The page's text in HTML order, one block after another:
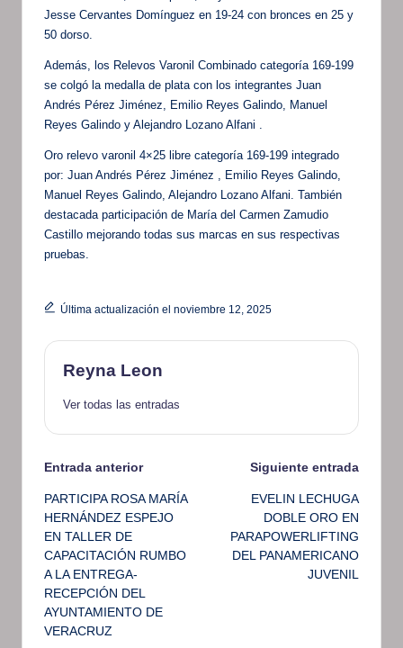
Jesse Cervantes Domínguez en 19-24 con bronces en 25 y
50 dorso.
Además, los Relevos Varonil Combinado categoría 169-199
se colgó la medalla de plata con los integrantes Juan
Andrés Pérez Jiménez, Emilio Reyes Galindo, Manuel
Reyes Galindo y Alejandro Lozano Alfani .
Oro relevo varonil 4×25 libre categoría 169-199 integrado
por: Juan Andrés Pérez Jiménez , Emilio Reyes Galindo,
Manuel Reyes Galindo, Alejandro Lozano Alfani. También
destacada participación de María del Carmen Zamudio
Castillo mejorando todas sus marcas en sus respectivas
pruebas.
Última actualización el noviembre 12, 2025
Reyna Leon
Ver todas las entradas
Navegación
de
entradas
Entrada anterior
PARTICIPA ROSA MARÍA
HERNÁNDEZ ESPEJO
EN TALLER DE
CAPACITACIÓN RUMBO
A LA ENTREGA-
RECEPCIÓN DEL
AYUNTAMIENTO DE
VERACRUZ
Siguiente entrada
EVELIN LECHUGA
DOBLE ORO EN
PARAPOWERLIFTING
DEL PANAMERICANO
JUVENIL